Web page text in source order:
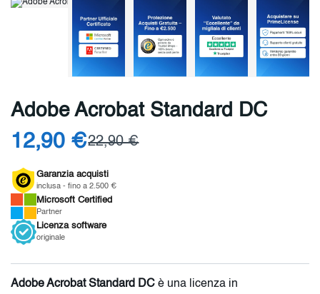
Adobe Acrobat Standard DC
12,90 €22,90 €
Garanzia acquisti
inclusa - fino a 2.500 €
Microsoft Certified
Partner
Licenza software
originale
Adobe Acrobat Standard DC è una licenza in